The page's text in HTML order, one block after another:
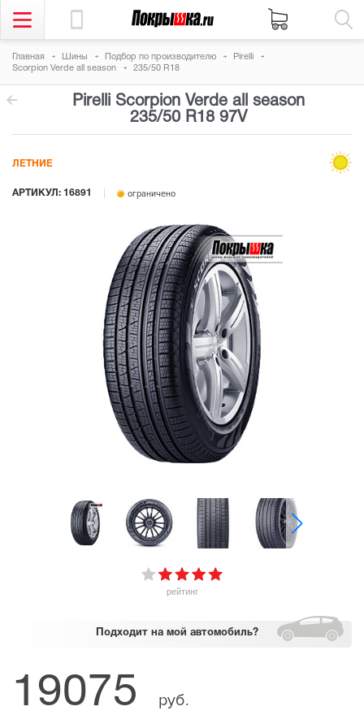
Главная Шины Подбор по производителю
Pirelli
Scorpion Verde all season
235/50 R18
Pirelli Scorpion Verde all season
235/50 R18 97V
рейтинг
АРТИКУЛ: 16891 ограничено
ЛЕТНИЕ
Подходит на мой автомобиль?
19075 руб.